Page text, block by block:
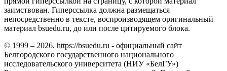
заимствован. Гиперссылка должна размещаться
непосредственно в тексте, воспроизводящем оригинальный
материал bsuedu.ru, до или после цитируемого блока.
© 1999 – 2026. https://bsuedu.ru - официальный сайт
Белгородского государственного национального
исследовательского университета (НИУ «БелГУ»)